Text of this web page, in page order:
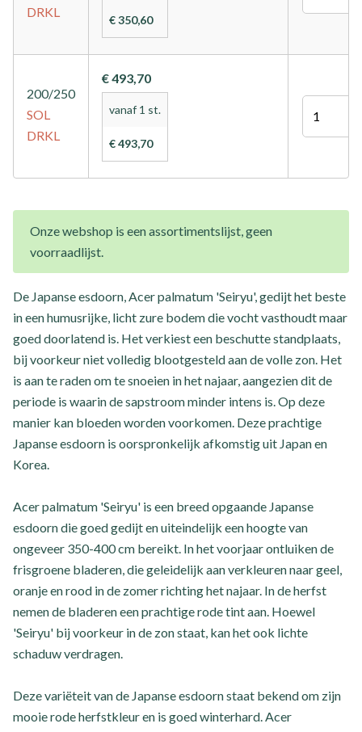
DRKL
€ 350,60
200/250
SOL
DRKL
€ 493,70
vanaf 1 st.
€ 493,70
Onze webshop is een assortimentslijst, geen
voorraadlijst.
De Japanse esdoorn, Acer palmatum 'Seiryu', gedijt het beste
in een humusrijke, licht zure bodem die vocht vasthoudt maar
goed doorlatend is. Het verkiest een beschutte standplaats,
bij voorkeur niet volledig blootgesteld aan de volle zon. Het
is aan te raden om te snoeien in het najaar, aangezien dit de
periode is waarin de sapstroom minder intens is. Op deze
manier kan bloeden worden voorkomen. Deze prachtige
Japanse esdoorn is oorspronkelijk afkomstig uit Japan en
Korea.
Acer palmatum 'Seiryu' is een breed opgaande Japanse
esdoorn die goed gedijt en uiteindelijk een hoogte van
ongeveer 350-400 cm bereikt. In het voorjaar ontluiken de
frisgroene bladeren, die geleidelijk aan verkleuren naar geel,
oranje en rood in de zomer richting het najaar. In de herfst
nemen de bladeren een prachtige rode tint aan. Hoewel
'Seiryu' bij voorkeur in de zon staat, kan het ook lichte
schaduw verdragen.
Deze variëteit van de Japanse esdoorn staat bekend om zijn
mooie rode herfstkleur en is goed winterhard. Acer